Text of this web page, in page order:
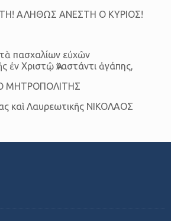
ΑΛΗΘΩΣ ΑΝΕΣΤΗ Ο ΚΥΡΙΟΣ!
πασχαλίων εὐχῶν
ἐν Χριστῷ Ἀναστάντι ἀγάπης,
ΜΗΤΡΟΠΟΛΙΤΗΣ
καὶ Λαυρεωτικῆς ΝΙΚΟΛΑΟΣ